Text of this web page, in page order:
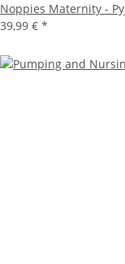
Noppies Maternity -
39,99 € *